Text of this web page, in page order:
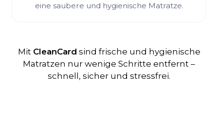
eine saubere und hygienische Matratze.
Mit CleanCard sind frische und hygienische
Matratzen nur wenige Schritte entfernt –
schnell, sicher und stressfrei.